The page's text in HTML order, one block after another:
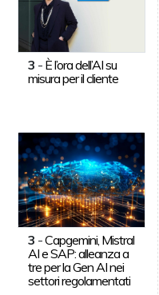
3 - È l’ora dell’AI su
misura per il cliente
3 -Capgemini, Mistral
AI e SAP: alleanza a
tre per la Gen AI nei
settori regolamentati